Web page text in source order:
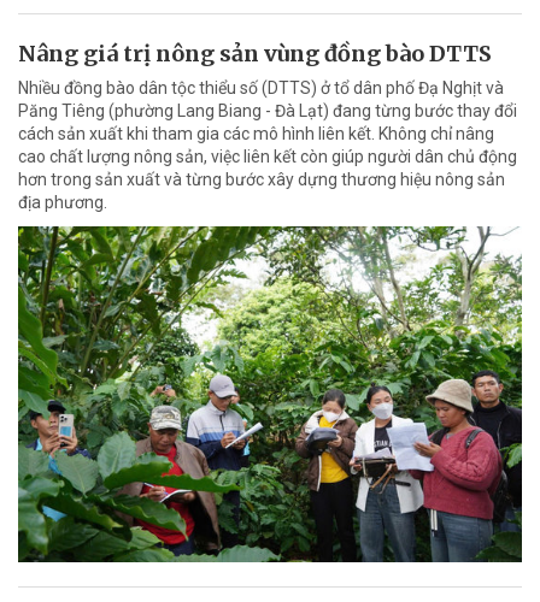
Nâng giá trị nông sản vùng đồng bào DTTS
Nhiều đồng bào dân tộc thiểu số (DTTS) ở tổ dân phố Đạ Nghịt và
Păng Tiêng (phường Lang Biang - Đà Lạt) đang từng bước thay đổi
cách sản xuất khi tham gia các mô hình liên kết. Không chỉ nâng
cao chất lượng nông sản, việc liên kết còn giúp người dân chủ động
hơn trong sản xuất và từng bước xây dựng thương hiệu nông sản
địa phương.